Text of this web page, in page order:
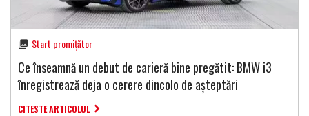
Start promițător
Ce înseamnă un debut de carieră bine pregătit: BMW i3
înregistrează deja o cerere dincolo de așteptări
CITESTE ARTICOLUL